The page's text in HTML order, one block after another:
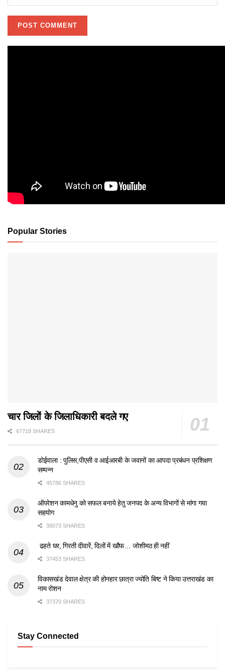
Popular Stories
चार जिलों के जिलाधिकारी बदले गए
67718 SHARES
डोईवाला : पुलिस,पीएसी व आईआरबी के जवानों का आपदा प्रबंधन प्रशिक्षण
सम्पन्न
45786 SHARES
ऑपरेशन कामधेनु को सफल बनाये हेतु जनपद के अन्य विभागों से मांगा गया
सहयोग
38073 SHARES
ढहते घर, गिरती दीवारें, दिलों में खौफ… जोशीमठ ही नहीं
37453 SHARES
विकासखंड देवाल क्षेत्र की होनहार छात्रा ज्योति बिष्ट ने किया उत्तराखंड का
नाम रोशन
37370 SHARES
Stay Connected